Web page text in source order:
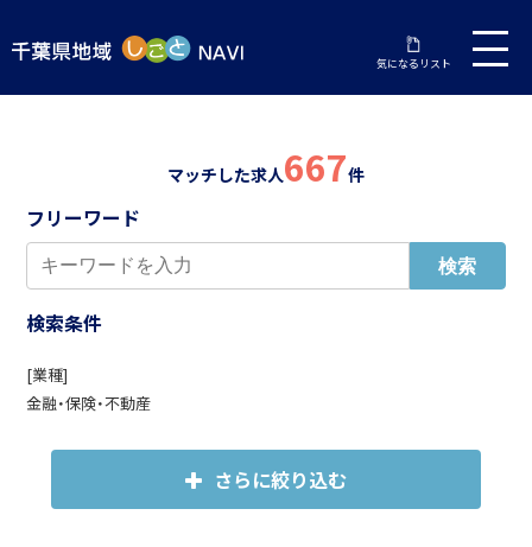
気になるリスト
マッチした求人667件
フリーワード
検索条件
[業種]
金融・保険・不動産
さらに絞り込む